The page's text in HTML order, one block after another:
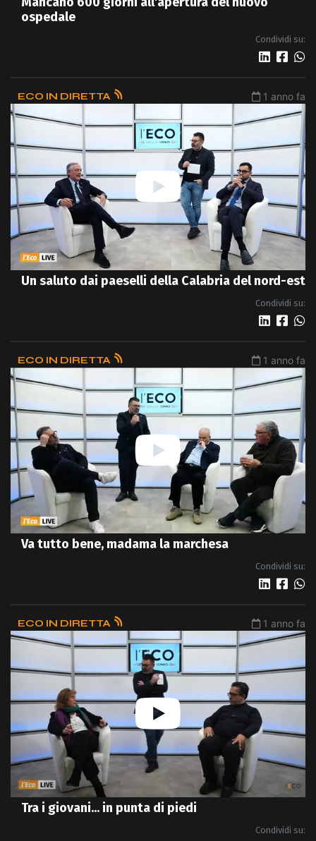
ospedale
Condividi su:
ECO IN DIRETTA 1 anno fa
Un saluto dai paeselli della Calabria del nord-est
Condividi su:
ECO IN DIRETTA 1 anno fa
Va tutto bene, madama la marchesa
Condividi su:
ECO IN DIRETTA 1 anno fa
Tra i giovani... in punta di piedi
Condividi su: